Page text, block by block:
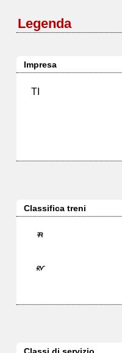
Legenda
Impresa
TI
Classifica treni